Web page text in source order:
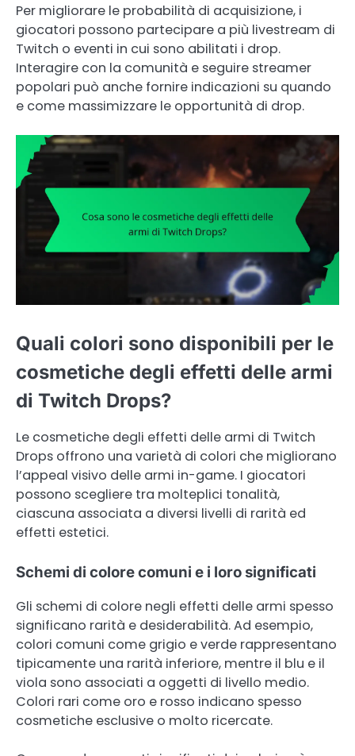
Per migliorare le probabilità di acquisizione, i
giocatori possono partecipare a più livestream di
Twitch o eventi in cui sono abilitati i drop.
Interagire con la comunità e seguire streamer
popolari può anche fornire indicazioni su quando
e come massimizzare le opportunità di drop.
Quali colori sono disponibili per le
cosmetiche degli effetti delle armi
di Twitch Drops?
Le cosmetiche degli effetti delle armi di Twitch
Drops offrono una varietà di colori che migliorano
l’appeal visivo delle armi in-game. I giocatori
possono scegliere tra molteplici tonalità,
ciascuna associata a diversi livelli di rarità ed
effetti estetici.
Schemi di colore comuni e i loro significati
Gli schemi di colore negli effetti delle armi spesso
significano rarità e desiderabilità. Ad esempio,
colori comuni come grigio e verde rappresentano
tipicamente una rarità inferiore, mentre il blu e il
viola sono associati a oggetti di livello medio.
Colori rari come oro e rosso indicano spesso
cosmetiche esclusive o molto ricercate.